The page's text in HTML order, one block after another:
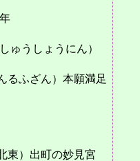
ゅうしょうにん）
るふざん）本願満足
東）出町の妙見宮